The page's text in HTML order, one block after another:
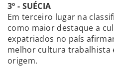
3º - SUÉCIA
Em terceiro lugar na
como maior destaque a
expatriados no país
melhor cultura trabalhista
origem.